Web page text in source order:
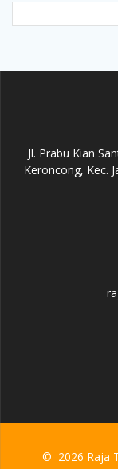
Jl. Prabu Kian
Keroncong, Kec.
© 2026 Raja